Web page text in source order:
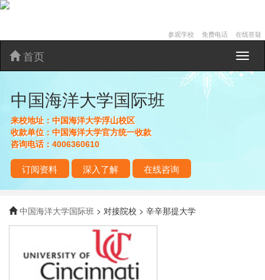
在线答疑
免费电话
参观学校
中
国
首页
中国海洋大学国际班
来校地址： 中国海洋大学浮山校区
收款单位： 中国海洋大学官方统一收款
咨询电话： 4006360610
订阅资料 深入了解 在线咨询
中国海洋大学国际班 > 对接院校 > 辛辛那提大学